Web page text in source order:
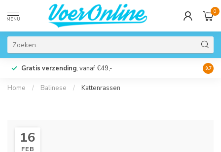
MENU
0
Gratis verzending, vanaf €49,- 9.7
Home / Balinese / Kattenrassen
16
FEB